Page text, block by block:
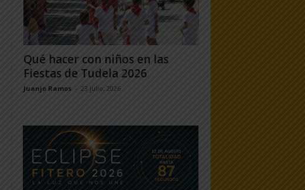
Qué hacer con niños en las
Fiestas de Tudela 2026
Juanjo Ramos - 23 julio, 2026